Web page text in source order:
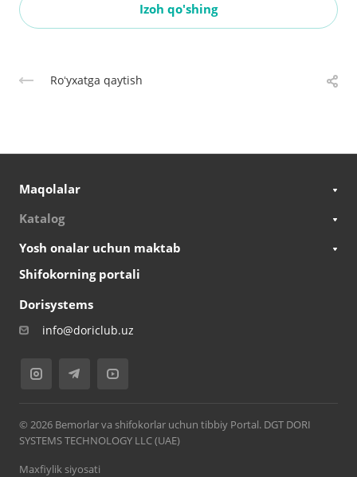
Izoh qo'shing
Roʻyxatga qaytish
Maqolalar
Katalog
Yosh onalar uchun maktab
Shifokorning portali
Dorisystems
info@doriclub.uz
© 2026 Bemorlar va shifokorlar uchun tibbiy Portal. DGT DORI
SYSTEMS TECHNOLOGY LLC (UAE)
Maxfiylik siyosati